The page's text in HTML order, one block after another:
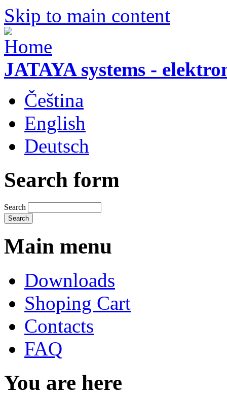
Skip to main content
JATAYA systems -
Čeština
English
Deutsch
Search form
Search
Main menu
Downloads
Shoping Cart
Contacts
FAQ
You are here